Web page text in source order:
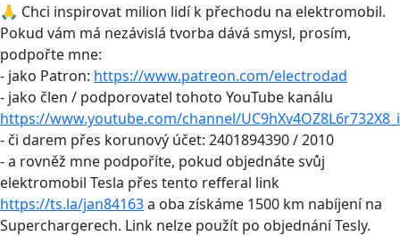
🙏 Chci inspirovat milion lidí k přechodu na elektromobil.
Pokud vám má nezávislá tvorba dává smysl, prosím,
podpořte mne:
- jako Patron: https://www.patreon.com/electrodad
- jako člen / podporovatel tohoto YouTube kanálu
https://www.youtube.com/channel/
- či darem přes korunový účet: 2401894390 / 2010
- a rovněž mne podpoříte, pokud objednáte svůj
elektromobil Tesla přes tento refferal link
https://ts.la/jan84163a oba získáme 1500 km nabíjení na
Superchargerech. Link nelze použít po objednání Tesly.